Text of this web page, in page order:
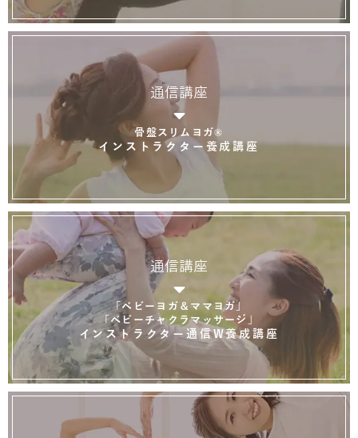
通信講座
骨盤スリムヨガ®
インストラクター養成講座
通信講座
「ベビーヨガ＆ママヨガ」
「ベビーチャクラマッサージ」
インストラクター通信W養成講座